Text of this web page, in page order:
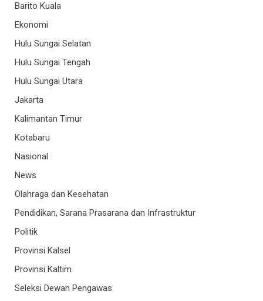
Barito Kuala
Ekonomi
Hulu Sungai Selatan
Hulu Sungai Tengah
Hulu Sungai Utara
Jakarta
Kalimantan Timur
Kotabaru
Nasional
News
Olahraga dan Kesehatan
Pendidikan, Sarana Prasarana dan Infrastruktur
Politik
Provinsi Kalsel
Provinsi Kaltim
Seleksi Dewan Pengawas